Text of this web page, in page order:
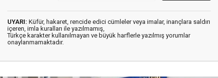
UYARI: Küfür, hakaret, rencide edici cümleler veya imalar, inançlara saldırı
içeren, imla kuralları ile yazılmamış,
Türkçe karakter kullanılmayan ve büyük harflerle yazılmış yorumlar
onaylanmamaktadır.